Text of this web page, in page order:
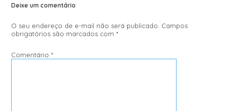
Deixe um comentário
O seu endereço de e-mail não será publicado. Campos
obrigatórios são marcados com*
Comentário*